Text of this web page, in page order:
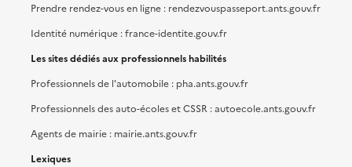
Prendre rendez-vous en ligne : rendezvouspasseport.ants.gouv.fr
Identité numérique : france-identite.gouv.fr
Les sites dédiés aux professionnels habilités
Professionnels de l'automobile : pha.ants.gouv.fr
Professionnels des auto-écoles et CSSR : autoecole.ants.gouv.fr
Agents de mairie : mairie.ants.gouv.fr
Lexiques